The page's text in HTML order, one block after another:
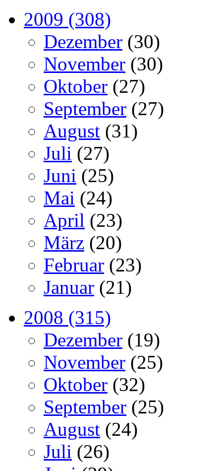
2009 (308)
Dezember (30)
November (30)
Oktober (27)
September (27)
August (31)
Juli (27)
Juni (25)
Mai (24)
April (23)
März (20)
Februar (23)
Januar (21)
2008 (315)
Dezember (19)
November (25)
Oktober (32)
September (25)
August (24)
Juli (26)